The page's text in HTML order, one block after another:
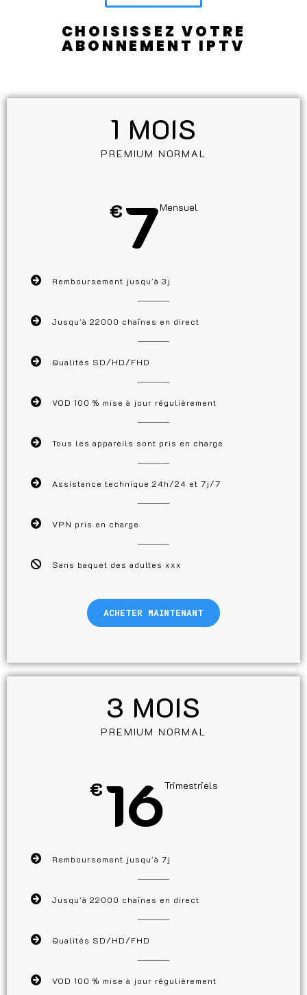
CHOISISSEZ VOTRE
ABONNEMENT IPTV
1 MOIS
PREMIUM NORMAL
€7Mensuel
Remboursement jusqu'à 3j
Jusqu'à 22000 chaînes en direct
Qualités SD/HD/FHD
VOD 100 % mise à jour régulièrement
Tous les appareils sont pris en charge
Assistance technique 24h/24 et 7j/7
VPN pris en charge
Sans baquet des adultes xxx
ACHETER MAINTENANT
3 MOIS
PREMIUM NORMAL
€16Trimestriels
Remboursement jusqu'à 7j
Jusqu'à 22000 chaînes en direct
Qualités SD/HD/FHD
VOD 100 % mise à jour régulièrement